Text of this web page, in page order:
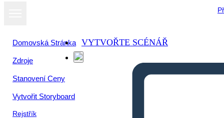
Domovská Stránka
Zdroje
Stanovení Ceny
Vytvořit Storyboard
Rejstřík
VYTVOŘTE SCÉNÁŘ